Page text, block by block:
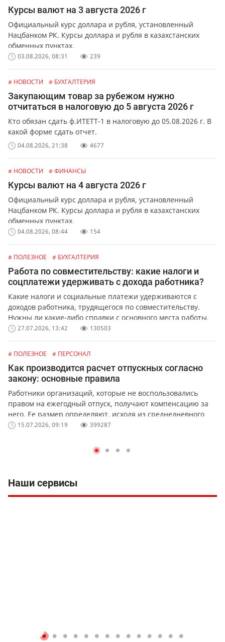
Курсы валют на 3 августа 2026 г
Официальный курс доллара и рубля, установленный
Нацбанком РК. Курсы доллара и рубля в казахстанских
обменных пунктах.
03.08.2026, 08:31 239
# НОВОСТИ # БУХГАЛТЕРИЯ
Закупающим товар за рубежом нужно
отчитаться в налоговую до 5 августа 2026 г
Кто обязан сдать ф.ИТЕТТ-1 в налоговую до 05.08.2026 г. В
какой форме сдать отчет.
04.08.2026, 21:38 4677
# НОВОСТИ # ФИНАНСЫ
Курсы валют на 4 августа 2026 г
Официальный курс доллара и рубля, установленный
Нацбанком РК. Курсы доллара и рубля в казахстанских
обменных пунктах.
04.08.2026, 08:44 154
# ПОЛЕЗНОЕ # БУХГАЛТЕРИЯ
Работа по совместительству: какие налоги и
соцплатежи удерживать с дохода работника?
Какие налоги и социальные платежи удерживаются с
доходов работника, трудящегося по совместительству.
Нужны ли какие-либо справки с основного места работы.
27.07.2026, 13:42 130503
# ПОЛЕЗНОЕ # ПЕРСОНАЛ
Как производится расчет отпускных согласно
закону: основные правила
Работники организаций, которые не воспользовались
правом на ежегодный отпуск, получают компенсацию за
него. Ее размер определяют, исходя из среднедневного
заработка сотрудника.
15.07.2026, 09:19 399287
Наши сервисы